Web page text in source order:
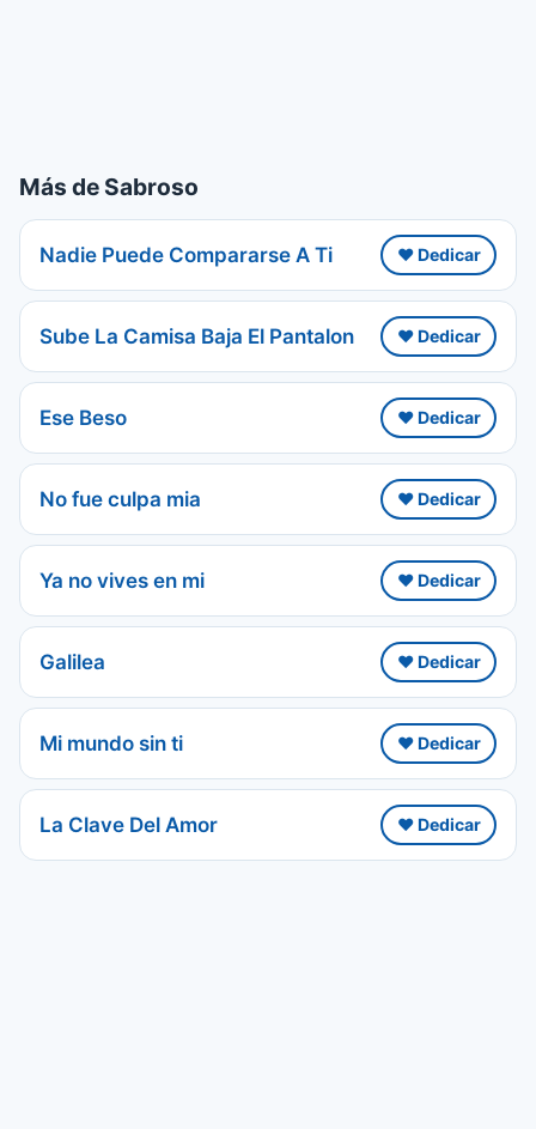
Más de Sabroso
Nadie Puede Compararse A Ti ❤️ Dedicar
Sube La Camisa Baja El Pantalon ❤️ Dedicar
Ese Beso ❤️ Dedicar
No fue culpa mia ❤️ Dedicar
Ya no vives en mi ❤️ Dedicar
Galilea ❤️ Dedicar
Mi mundo sin ti ❤️ Dedicar
La Clave Del Amor ❤️ Dedicar